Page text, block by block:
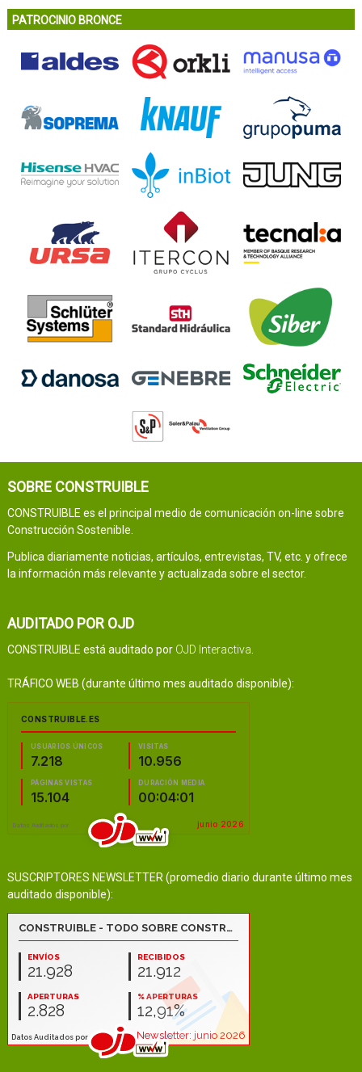
PATROCINIO BRONCE
SOBRE CONSTRUIBLE
CONSTRUIBLE es el principal medio de comunicación on-line sobre
Construcción Sostenible.
Publica diariamente noticias, artículos, entrevistas, TV, etc. y ofrece
la información más relevante y actualizada sobre el sector.
AUDITADO POR OJD
CONSTRUIBLE está auditado por OJD Interactiva
TRÁFICO WEB (durante último mes auditado disponible):
SUSCRIPTORES NEWSLETTER (promedio diario durante último mes
auditado disponible):